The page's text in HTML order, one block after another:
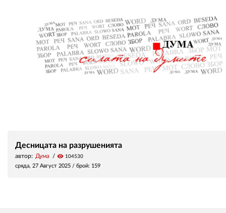
Десницата на разрушенията
автор: Дума visibility 104530
сряда, 27 Август 2025 / брой: 159